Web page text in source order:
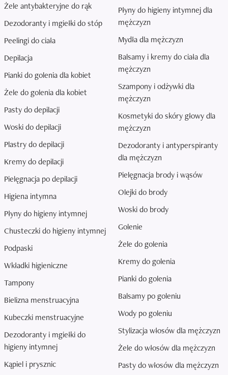
Żele antybakteryjne do rąk
Dezodoranty i mgiełki do stóp
Peelingi do ciała
Depilacja
Pianki do golenia dla kobiet
Żele do golenia dla kobiet
Pasty do depilacji
Woski do depilacji
Plastry do depilacji
Kremy do depilacji
Pielęgnacja po depilacji
Higiena intymna
Płyny do higieny intymnej
Chusteczki do higieny intymnej
Podpaski
Wkładki higieniczne
Tampony
Bielizna menstruacyjna
Kubeczki menstruacyjne
Dezodoranty i mgiełki do
higieny intymnej
Kąpiel i prysznic
Płyny do higieny intymnej dla
mężczyzn
Mydła dla mężczyzn
Balsamy i kremy do ciała dla
mężczyzn
Szampony i odżywki dla
mężczyzn
Kosmetyki do skóry głowy dla
mężczyzn
Dezodoranty i antyperspiranty
dla mężczyzn
Pielęgnacja brody i wąsów
Olejki do brody
Woski do brody
Golenie
Żele do golenia
Kremy do golenia
Pianki do golenia
Balsamy po goleniu
Wody po goleniu
Stylizacja włosów dla mężczyzn
Żele do włosów dla mężczyzn
Pasty do włosów dla mężczyzn